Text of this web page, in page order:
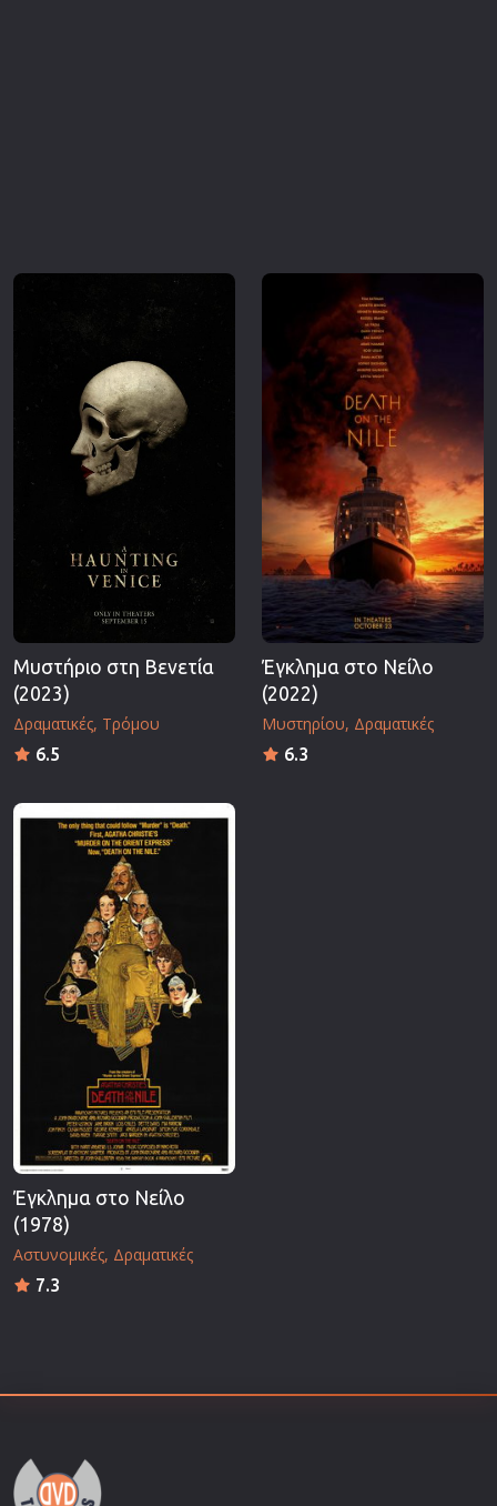
Μυστήριο στη Βενετία
(2023)
Δραματικές Τρόμου
6.5
Έγκλημα στο Νείλο
(2022)
Μυστηρίου Δραματικές
6.3
Έγκλημα στο Νείλο
(1978)
Αστυνομικές Δραματικές
7.3